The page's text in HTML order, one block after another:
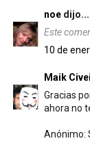
noedijo...
Este
10 de
Maik
Gracias
ahora no
Anónimo: